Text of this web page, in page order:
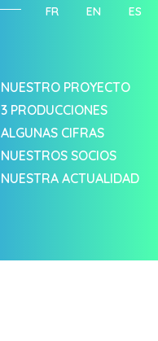
FR EN ES
NUESTRO PROYECTO
3 PRODUCCIONES
ALGUNAS CIFRAS
NUESTROS SOCIOS
NUESTRA ACTUALIDAD